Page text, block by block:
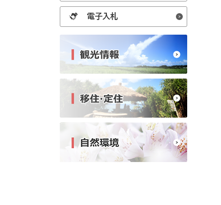
電子入札